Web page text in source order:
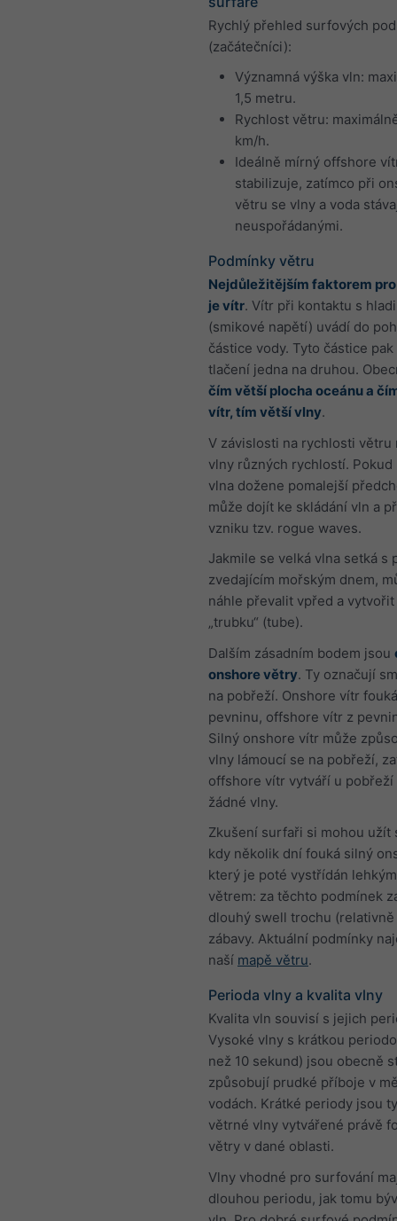
Rychlý přehled surfových
(začátečníci):
Významná výška vln:
1,5 metru.
Rychlost větru:
km/h.
Ideálně mírný offshore
stabilizuje, zatímco při
větru se vlny a voda
neuspořádanými.
Podmínky větru
Nejdůležitějším faktorem
je vítr. Vítr při kontaktu s
(smikové napětí) uvádí do
částice vody. Tyto částice
tlačení jedna na druhou.
čím větší plocha oceánu a
vítr, tím větší vlny.
V závislosti na rychlosti větru
vlny různých rychlostí.
vlna dožene pomalejší
může dojít ke skládání vln a
vzniku tzv. rogue waves.
Jakmile se velká vlna setká s
zvedajícím mořským dnem,
náhle převalit vpřed a
„trubku“ (tube).
Dalším zásadním bodem jsou
onshore větry. Ty označují
na pobřeží. Onshore vítr
pevninu, offshore vítr z
Silný onshore vítr může
vlny lámoucí se na pobřeží,
offshore vítr vytváří u pobřeží
žádné vlny.
Zkušení surfaři si mohou užít
kdy několik dní fouká silný
který je poté vystřídán
větrem: za těchto podmínek
dlouhý swell trochu
zábavy. Aktuální podmínky
naší mapě větru.
Perioda vlny a kvalita vlny
Kvalita vln souvisí s jejich
Vysoké vlny s krátkou
než 10 sekund) jsou obecně
způsobují prudké příboje v
vodách. Krátké periody jsou
větrné vlny vytvářené právě
větry v dané oblasti.
Vlny vhodné pro surfování
dlouhou periodu, jak tomu